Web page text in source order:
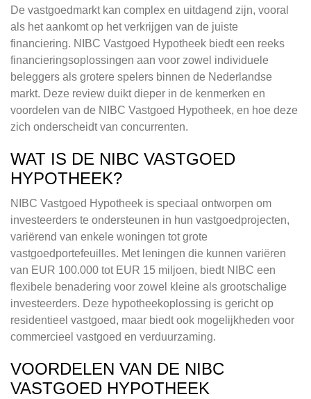
De vastgoedmarkt kan complex en uitdagend zijn, vooral
als het aankomt op het verkrijgen van de juiste
financiering. NIBC Vastgoed Hypotheek biedt een reeks
financieringsoplossingen aan voor zowel individuele
beleggers als grotere spelers binnen de Nederlandse
markt. Deze review duikt dieper in de kenmerken en
voordelen van de NIBC Vastgoed Hypotheek, en hoe deze
zich onderscheidt van concurrenten.
WAT IS DE NIBC VASTGOED
HYPOTHEEK?
NIBC Vastgoed Hypotheek is speciaal ontworpen om
investeerders te ondersteunen in hun vastgoedprojecten,
variërend van enkele woningen tot grote
vastgoedportefeuilles. Met leningen die kunnen variëren
van EUR 100.000 tot EUR 15 miljoen, biedt NIBC een
flexibele benadering voor zowel kleine als grootschalige
investeerders. Deze hypotheekoplossing is gericht op
residentieel vastgoed, maar biedt ook mogelijkheden voor
commercieel vastgoed en verduurzaming.
VOORDELEN VAN DE NIBC
VASTGOED HYPOTHEEK